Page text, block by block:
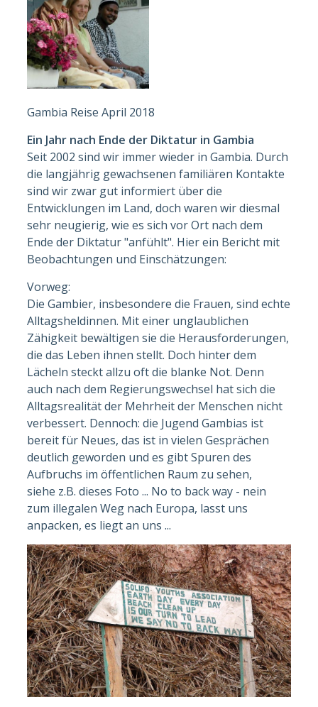
Gambia Reise April 2018
Ein Jahr nach Ende der Diktatur in Gambia
Seit 2002 sind wir immer wieder in Gambia. Durch
die langjährig gewachsenen familiären Kontakte
sind wir zwar gut informiert über die
Entwicklungen im Land, doch waren wir diesmal
sehr neugierig, wie es sich vor Ort nach dem
Ende der Diktatur "anfühlt". Hier ein Bericht mit
Beobachtungen und Einschätzungen:
Vorweg:
Die Gambier, insbesondere die Frauen, sind echte
Alltagsheldinnen. Mit einer unglaublichen
Zähigkeit bewältigen sie die Herausforderungen,
die das Leben ihnen stellt. Doch hinter dem
Lächeln steckt allzu oft die blanke Not. Denn
auch nach dem Regierungswechsel hat sich die
Alltagsrealität der Mehrheit der Menschen nicht
verbessert. Dennoch: die Jugend Gambias ist
bereit für Neues, das ist in vielen Gesprächen
deutlich geworden und es gibt Spuren des
Aufbruchs im öffentlichen Raum zu sehen,
siehe z.B. dieses Foto ... No to back way - nein
zum illegalen Weg nach Europa, lasst uns
anpacken, es liegt an uns ...